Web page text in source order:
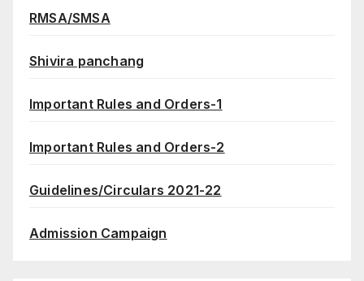
RMSA/SMSA
Shivira panchang
Important Rules and Orders-1
Important Rules and Orders-2
Guidelines/Circulars 2021-22
Admission Campaign